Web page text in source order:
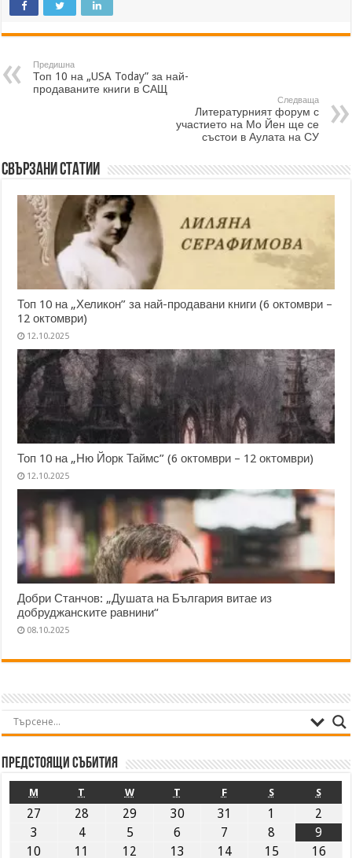
Предишна
Топ 10 на „USA Today” за най-
продаваните книги в САЩ
Следваща
Литературният форум с
участието на Мо Йен ще се
състои в Аулата на СУ
Свързани статии
Топ 10 на „Хеликон” за най-продавани книги (6 октомври –
12 октомври)
12.10.2025
Топ 10 на „Ню Йорк Таймс” (6 октомври – 12 октомври)
12.10.2025
Добри Станчов: „Душата на България витае из
добруджанските равнини“
08.10.2025
Предстоящи събития
M T W T F S S
27 28 29 30 31 1
2
3
4 5 6 7 8
9
10
11 12 13 14 15 16